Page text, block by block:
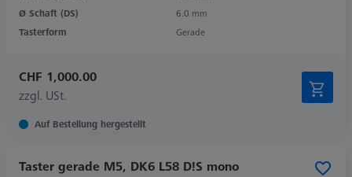
Ø Schaft (DS)
6.0 mm
Tasterform
Gerade
CHF 1,000.00
zzgl. USt.
Auf Bestellung hergestellt
Taster gerade M5, DK6 L58 D!S mono